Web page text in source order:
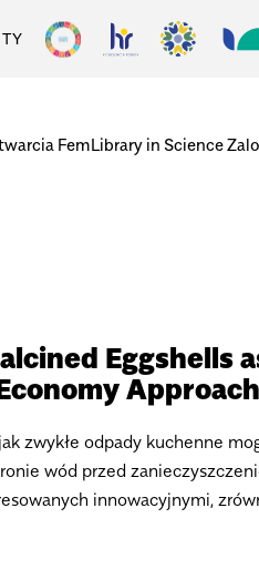
FemLibrary in Science
Eggshells
Approach
zwykłe odpady kuchenne
wód przed
innowacyjnymi,